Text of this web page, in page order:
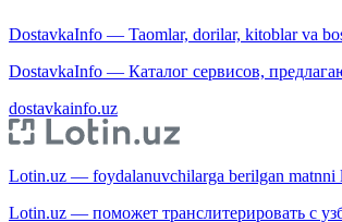
DostavkaInfo — Taomlar, dorilar, kitoblar va
DostavkaInfo — Каталог сервисов,
dostavkainfo.uz
Lotin.uz — foydalanuvchilarga berilgan matnni
Lotin.uz — поможет транслитерировать с